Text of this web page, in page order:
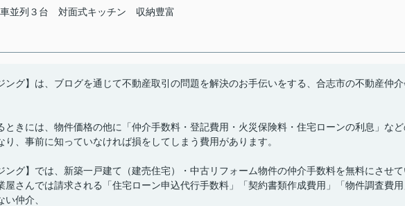
並列３台 対面式キッチン 収納豊富
ング】は、ブログを通じて不動産取引の問題を解決のお手伝いをする、合志市の不動産仲
ときには、物件価格の他に「仲介手数料・登記費用・火災保険料・住宅ローンの利息」な
り、事前に知っていなければ損をしてしまう費用があります。
ング】では、新築一戸建て（建売住宅）・中古リフォーム物件の仲介手数料を無料にさせ
屋さんでは請求される「住宅ローン申込代行手数料」「契約書類作成費用」「物件調査費
仲介、